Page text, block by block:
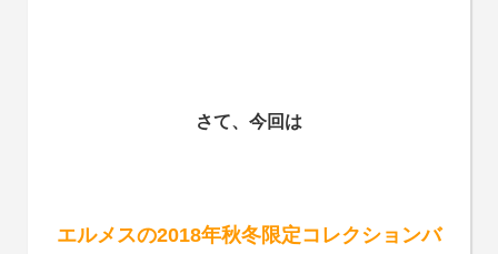
さて、今回は
エルメスの2018年秋冬限定コレクションバ